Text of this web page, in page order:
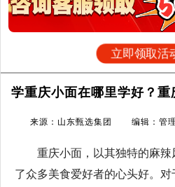
立即领取活
学重庆小面在哪里学好？重
来源：山东甄选集团 编辑：
重庆小面，以其独特的麻辣
了众多美食爱好者的心头好。